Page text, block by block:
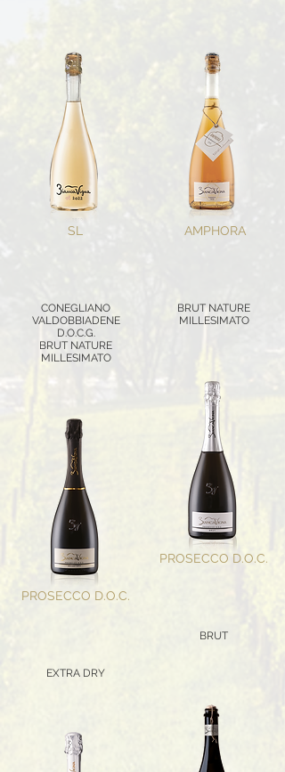
SL
CONEGLIANO
VALDOBBIADENE
D.O.C.G.
BRUT NATURE
MILLESIMATO
PROSECCO D.O.C.
EXTRA DRY
AMPHORA
BRUT NATURE
MILLESIMATO
PROSECCO D.O.C.
BRUT